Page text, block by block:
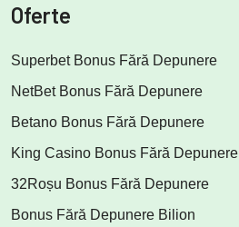
Oferte
Superbet Bonus Fără Depunere
NetBet Bonus Fără Depunere
Betano Bonus Fără Depunere
King Casino Bonus Fără Depunere
32Roșu Bonus Fără Depunere
Bonus Fără Depunere Bilion